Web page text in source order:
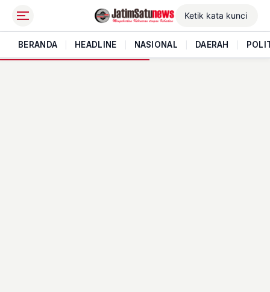
BERANDA HEADLINE NASIONAL DAERAH